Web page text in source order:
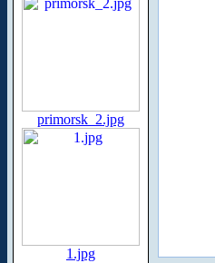
primorsk_2.jpg
1.jpg